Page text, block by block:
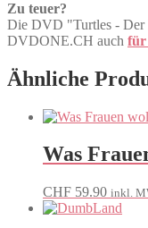
Zu teuer?
Die DVD "Turtles - Der
DVDONE.CH auch für
Ähnliche
Was
CHF 59.90 inkl.